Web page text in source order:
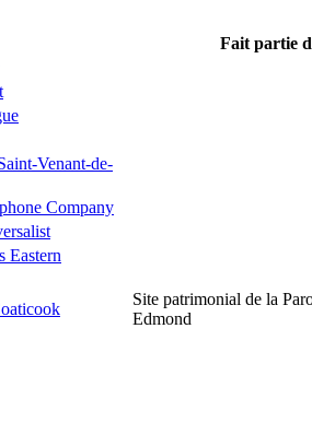
Fait partie
Venant-de-
Company
Eastern
Site patrimonial de la
Edmond